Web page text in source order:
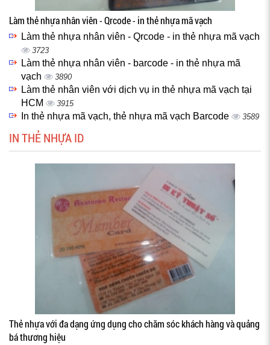
Làm thẻ nhựa nhân viên - Qrcode - in thẻ nhựa mã vạch
Làm thẻ nhựa nhân viên - Qrcode - in thẻ nhựa mã vạch
3723
Làm thẻ nhựa nhân viên - barcode - in thẻ nhựa mã
vạch
3890
Làm thẻ nhân viên với dịch vụ in thẻ nhựa mã vạch tại
HCM
3915
In thẻ nhựa mã vạch, thẻ nhựa mã vạch Barcode 3589
IN THẺ NHỰA ID
Thẻ nhựa với đa dạng ứng dụng cho chăm sóc khách hàng và quảng
bá thương hiệu